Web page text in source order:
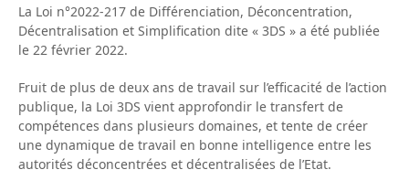
La Loi n°2022-217 de Différenciation, Déconcentration,
Décentralisation et Simplification dite « 3DS » a été publiée
le 22 février 2022.
Fruit de plus de deux ans de travail sur l’efficacité de l’action
publique, la Loi 3DS vient approfondir le transfert de
compétences dans plusieurs domaines, et tente de créer
une dynamique de travail en bonne intelligence entre les
autorités déconcentrées et décentralisées de l’Etat.